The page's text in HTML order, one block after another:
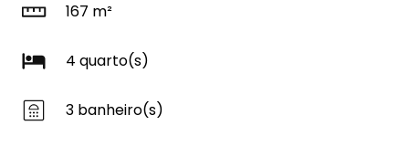
167 m²
4 quarto(s)
3 banheiro(s)